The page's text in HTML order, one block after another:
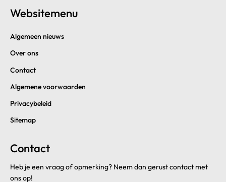
Websitemenu
Algemeen nieuws
Over ons
Contact
Algemene voorwaarden
Privacybeleid
Sitemap
Contact
Heb je een vraag of opmerking? Neem dan gerust contact met
ons op!